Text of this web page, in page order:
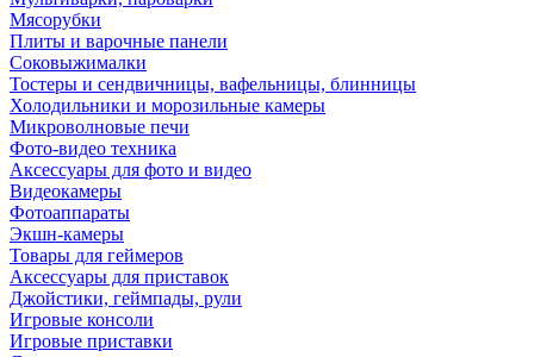
Мясорубки
Плиты и варочные панели
Соковыжималки
Тостеры и сендвичницы, вафельницы, блинницы
Холодильники и морозильные камеры
Микроволновые печи
Фото-видео техника
Аксессуары для фото и видео
Видеокамеры
Фотоаппараты
Экшн-камеры
Товары для геймеров
Аксессуары для приставок
Джойстики, геймпады, рули
Игровые консоли
Игровые приставки